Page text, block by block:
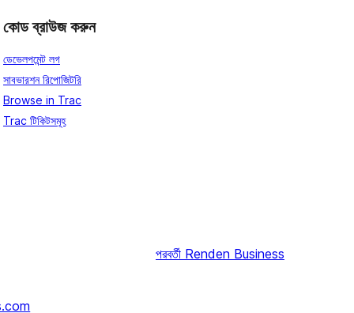
কোড ব্রাউজ করুন
ডেভেলপমেন্ট লগ
সাবভারশন রিপোজিটরি
Browse in Trac
Trac টিকিটসমূহ
পরবর্তী Renden Business